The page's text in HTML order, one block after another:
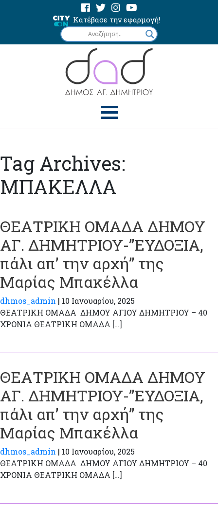
Κατέβασε την εφαρμογή!
Tag Archives:
ΜΠΑΚΕΛΛΑ
ΘΕΑΤΡΙΚΗ ΟΜΑΔΑ ΔΗΜΟΥ
ΑΓ. ΔΗΜΗΤΡΙΟΥ-”ΕΥΔΟΞΙΑ,
πάλι απ’ την αρχή” της
Μαρίας Μπακέλλα
dhmos_admin | 10 Ιανουαρίου, 2025
ΘΕΑΤΡΙΚΗ ΟΜΑΔΑ ΔΗΜΟΥ ΑΓΙΟΥ ΔΗΜΗΤΡΙΟΥ – 40
ΧΡΟΝΙΑ ΘΕΑΤΡΙΚΗ ΟΜΑΔΑ […]
ΘΕΑΤΡΙΚΗ ΟΜΑΔΑ ΔΗΜΟΥ
ΑΓ. ΔΗΜΗΤΡΙΟΥ-”ΕΥΔΟΞΙΑ,
πάλι απ’ την αρχή” της
Μαρίας Μπακέλλα
dhmos_admin | 10 Ιανουαρίου, 2025
ΘΕΑΤΡΙΚΗ ΟΜΑΔΑ ΔΗΜΟΥ ΑΓΙΟΥ ΔΗΜΗΤΡΙΟΥ – 40
ΧΡΟΝΙΑ ΘΕΑΤΡΙΚΗ ΟΜΑΔΑ […]